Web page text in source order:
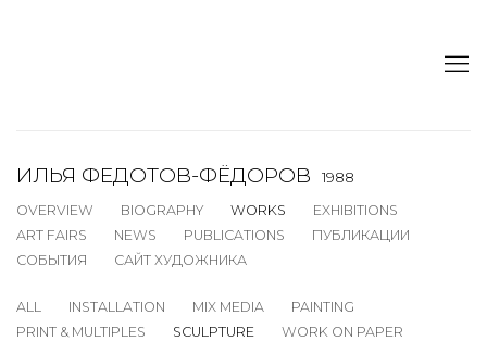
ИЛЬЯ ФЕДОТОВ-ФЁДОРОВ
1988
OVERVIEW
BIOGRAPHY WORKS
EXHIBITIONS
ART FAIRS
NEWS PUBLICATIONS
ПУБЛИКАЦИИ
СОБЫТИЯ
САЙТ ХУДОЖНИКА
ALL INSTALLATION MIX MEDIA
PAINTING
PRINT & MULTIPLES
SCULPTURE WORK ON PAPER